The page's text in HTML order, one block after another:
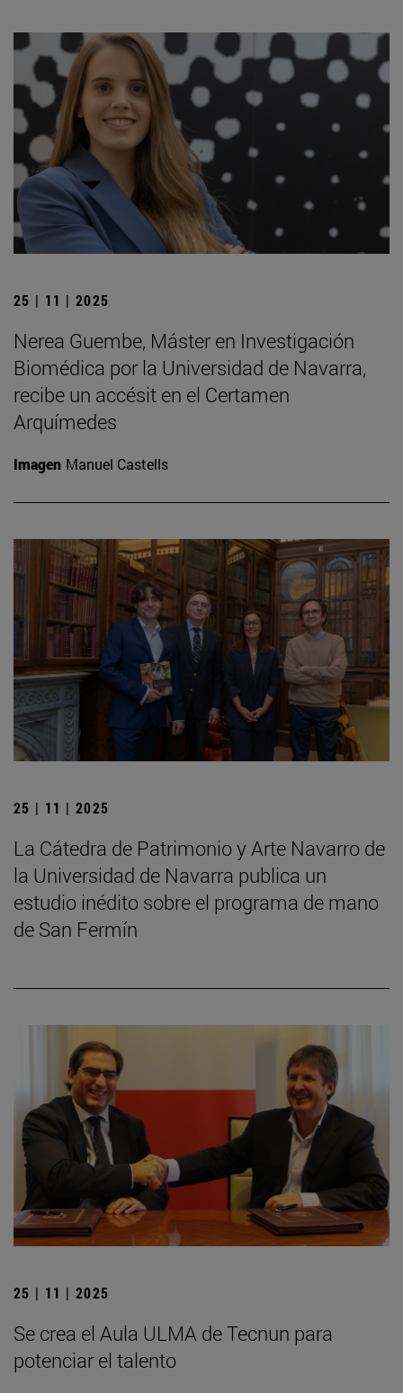
25 | 11 | 2025
Nerea Guembe, Máster en Investigación
Biomédica por la Universidad de Navarra,
recibe un accésit en el Certamen
Arquímedes
Imagen Manuel Castells
25 | 11 | 2025
La Cátedra de Patrimonio y Arte Navarro de
la Universidad de Navarra publica un
estudio inédito sobre el programa de mano
de San Fermín
25 | 11 | 2025
Se crea el Aula ULMA de Tecnun para
potenciar el talento